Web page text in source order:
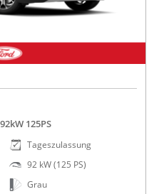
125PS
Tageszulassung
92 kW (125 PS)
Grau